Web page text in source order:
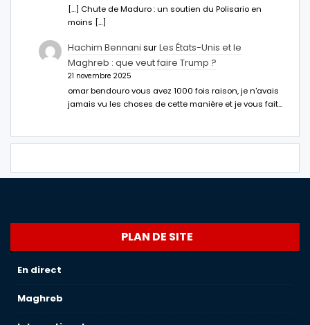
[…] Chute de Maduro : un soutien du Polisario en
moins […]
Hachim Bennani surLes États-Unis et le
Maghreb : que veut faire Trump ?
21 novembre 2025
omar bendouro vous avez 1000 fois raison, je n'avais
jamais vu les choses de cette manière et je vous fait…
PLAN DE SITE
En direct
Maghreb